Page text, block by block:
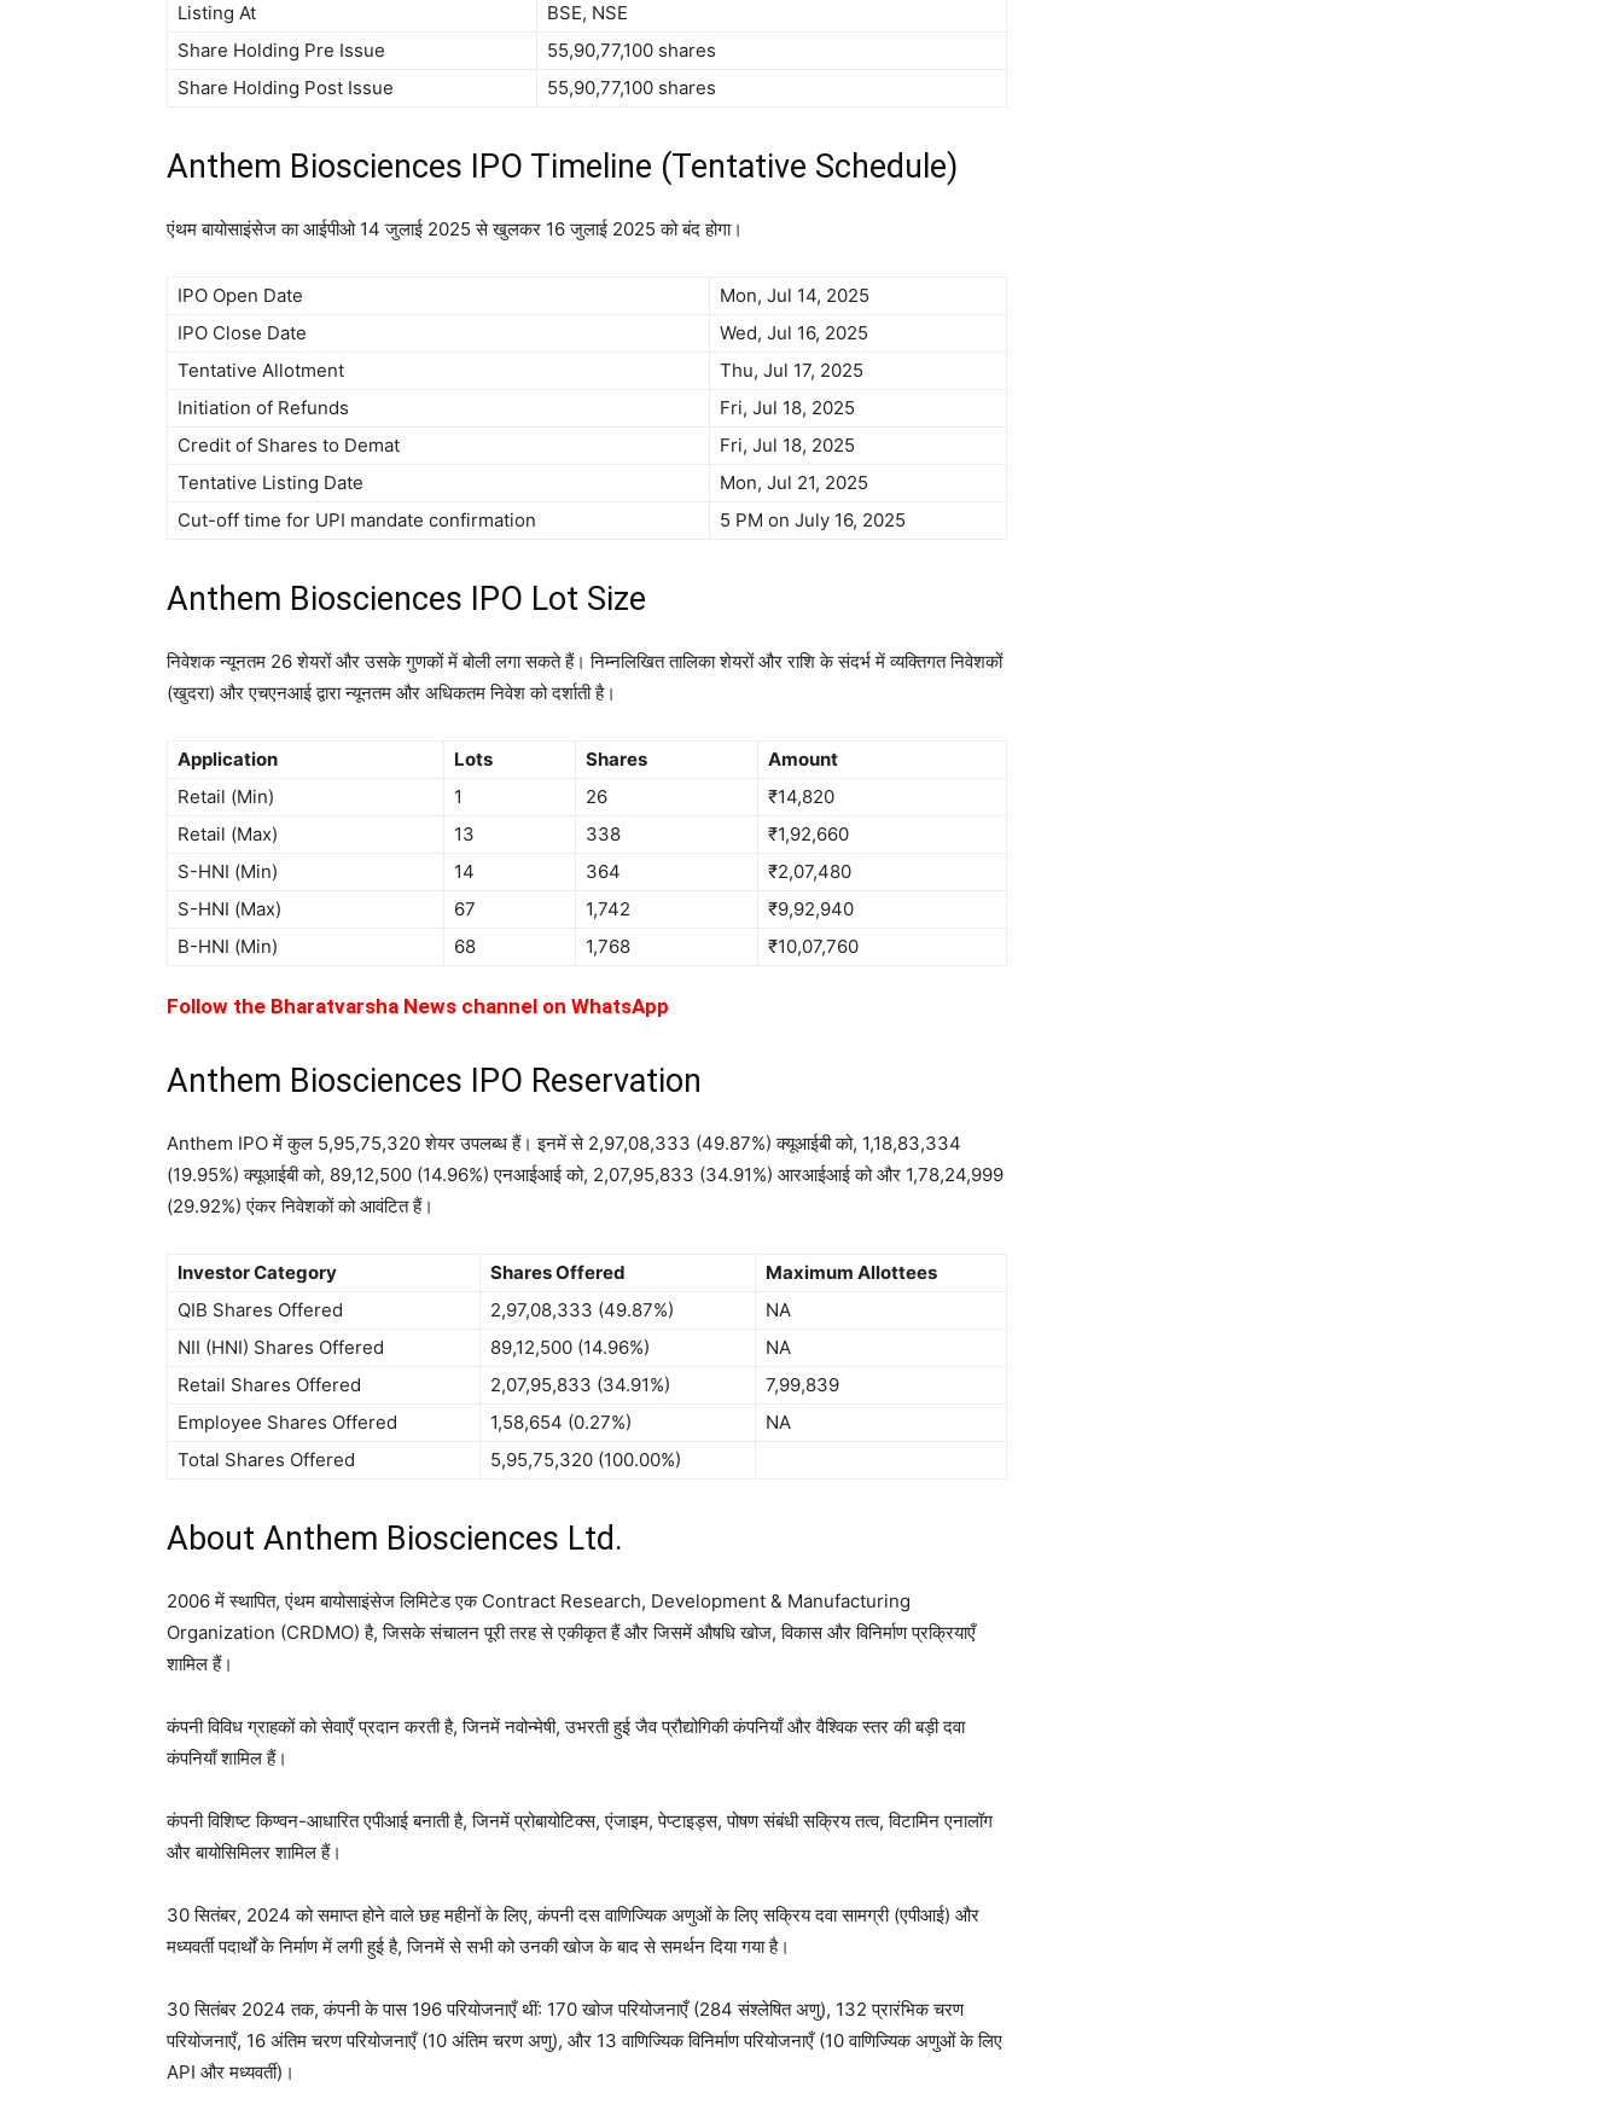
Listing At
BSE, NSE
Share Holding Pre Issue
55,90,77,100 shares
Share Holding Post Issue
55,90,77,100 shares
Anthem Biosciences IPO Timeline (Tentative Schedule)
एंथम बायोसाइंसेज का आईपीओ 14 जुलाई 2025 से खुलकर 16 जुलाई 2025 को बंद होगा।
IPO Open Date
Mon, Jul 14, 2025
IPO Close Date
Wed, Jul 16, 2025
Tentative Allotment
Thu, Jul 17, 2025
Initiation of Refunds
Fri, Jul 18, 2025
Credit of Shares to Demat
Fri, Jul 18, 2025
Tentative Listing Date
Mon, Jul 21, 2025
Cut-off time for UPI mandate confirmation
5 PM on July 16, 2025
Anthem Biosciences IPO Lot Size
निवेशक न्यूनतम 26 शेयरों और उसके गुणकों में बोली लगा सकते हैं। निम्नलिखित तालिका शेयरों और राशि के संदर्भ में व्यक्तिगत निवेशकों
(खुदरा) और एचएनआई द्वारा न्यूनतम और अधिकतम निवेश को दर्शाती है।
Application Lots Shares
Amount
Retail (Min)
1 26
₹14,820
Retail (Max)
13 338
₹1,92,660
S-HNI (Min)
14 364
₹2,07,480
S-HNI (Max)
67 1,742
₹9,92,940
B-HNI (Min)
68 1,768 ₹10,07,760
Follow the Bharatvarsha News channel on WhatsApp
Anthem Biosciences IPO Reservation
Anthem IPOमें कुल 5,95,75,320 शेयर उपलब्ध हैं। इनमें से 2,97,08,333 (49.87%) क्यूआईबी को, 1,18,83,334
(19.95%) क्यूआईबी को, 89,12,500 (14.96%) एनआईआई को, 2,07,95,833 (34.91%) आरआईआई को और 1,78,24,999
(29.92%) एंकर निवेशकों को आवंटित हैं।
Investor Category Shares Offered
Maximum Allottees
QIB Shares Offered
2,97,08,333 (49.87%)
NA
NII (HNI) Shares Offered
89,12,500 (14.96%)
NA
Retail Shares Offered
2,07,95,833 (34.91%)
7,99,839
Employee Shares Offered
1,58,654 (0.27%)
NA
Total Shares Offered
5,95,75,320 (100.00%)
About Anthem Biosciences Ltd.
2006 में स्थापित, एंथम बायोसाइंसेज लिमिटेड एक Contract Research, Development & Manufacturing
Organization (CRDMO) है, जिसके संचालन पूरी तरह से एकीकृत हैं और जिसमें औषधि खोज, विकास और विनिर्माण प्रक्रियाएँ
शामिल हैं।
कंपनी विविध ग्राहकों को सेवाएँ प्रदान करती है, जिनमें नवोन्मेषी, उभरती हुई जैव प्रौद्योगिकी कंपनियाँ और वैश्विक स्तर की बड़ी दवा
कंपनियाँ शामिल हैं।
कंपनी विशिष्ट किण्वन-आधारित एपीआई बनाती है, जिनमें प्रोबायोटिक्स, एंजाइम, पेप्टाइड्स, पोषण संबंधी सक्रिय तत्व, विटामिन एनालॉग
और बायोसिमिलर शामिल हैं।
30 सितंबर, 2024 को समाप्त होने वाले छह महीनों के लिए, कंपनी दस वाणिज्यिक अणुओं के लिए सक्रिय दवा सामग्री (एपीआई) और
मध्यवर्ती पदार्थों के निर्माण में लगी हुई है, जिनमें से सभी को उनकी खोज के बाद से समर्थन दिया गया है।
30 सितंबर 2024 तक, कंपनी के पास 196 परियोजनाएँ थीं: 170 खोज परियोजनाएँ (284 संश्लेषित अणु), 132 प्रारंभिक चरण
परियोजनाएँ, 16 अंतिम चरण परियोजनाएँ (10 अंतिम चरण अणु), और 13 वाणिज्यिक विनिर्माण परियोजनाएँ (10 वाणिज्यिक अणुओं के लिए
API और मध्यवर्ती)।